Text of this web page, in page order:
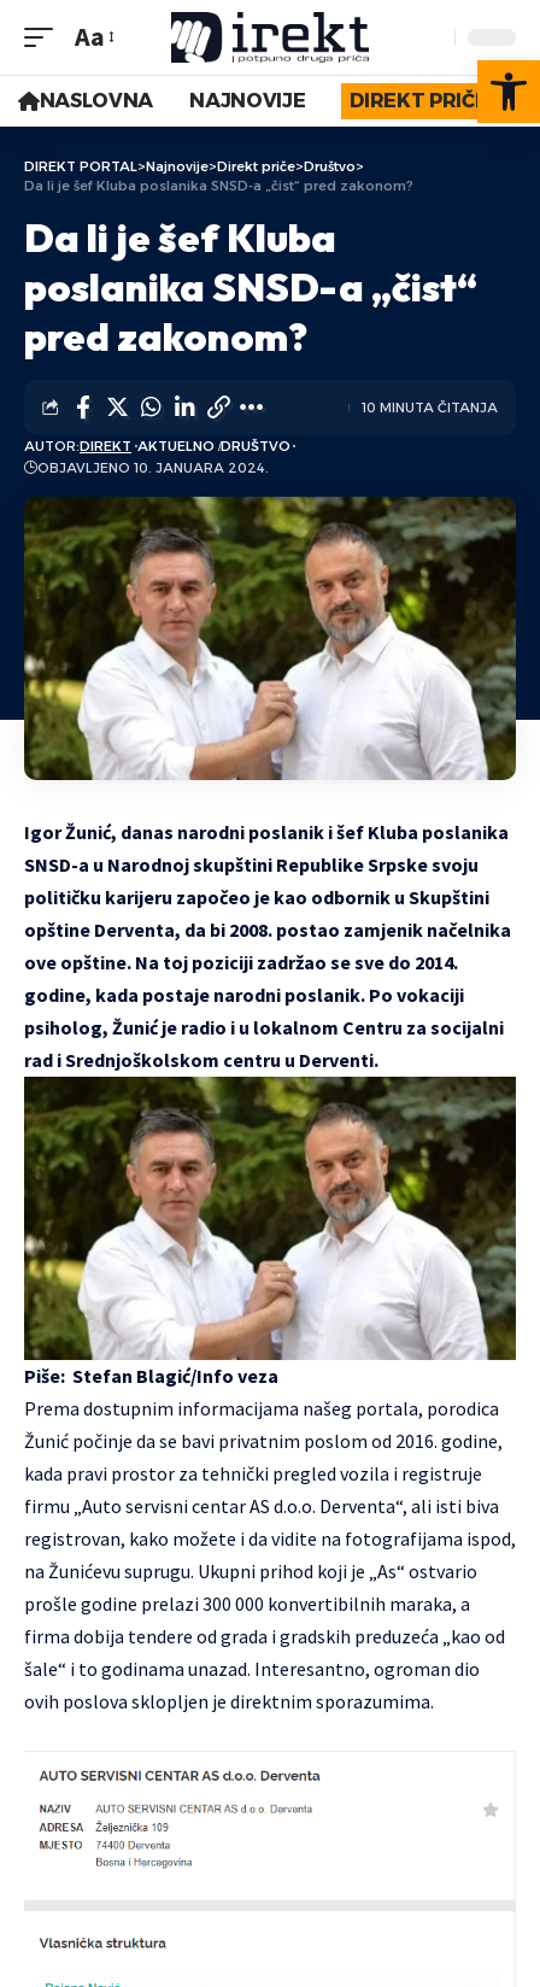
Aa
NASLOVNA NAJNOVIJE DIREKT PRIČE
DIREKT PORTAL>Najnovije>Direkt priče>Društvo>
Da li je šef Kluba poslanika SNSD-a „čist“ pred zakonom?
Da li je šef Kluba
poslanika SNSD-a „čist“
pred zakonom?
AUTOR:DIREKT AKTUELNO DRUŠTVO
OBJAVLJENO 10. JANUARA 2024.
10 MINUTA ČITANJA
Igor Žunić, danas narodni poslanik i šef Kluba poslanika
SNSD-a u Narodnoj skupštini Republike Srpske svoju
političku karijeru započeo je kao odbornik u Skupštini
opštine Derventa, da bi 2008. postao zamjenik načelnika
ove opštine. Na toj poziciji zadržao se sve do 2014.
godine, kada postaje narodni poslanik. Po vokaciji
psiholog, Žunić je radio i u lokalnom Centru za socijalni
rad i Srednjoškolskom centru u Derventi.
Piše: Stefan Blagić/Info veza
Prema dostupnim informacijama našeg portala, porodica
Žunić počinje da se bavi privatnim poslom od 2016. godine,
kada pravi prostor za tehnički pregled vozila i registruje
firmu „Auto servisni centar AS d.o.o. Derventa“, ali isti biva
registrovan, kako možete i da vidite na fotografijama ispod,
na Žunićevu suprugu. Ukupni prihod koji je „As“ ostvario
prošle godine prelazi 300 000 konvertibilnih maraka, a
firma dobija tendere od grada i gradskih preduzeća „kao od
šale“ i to godinama unazad. Interesantno, ogroman dio
ovih poslova sklopljen je direktnim sporazumima.